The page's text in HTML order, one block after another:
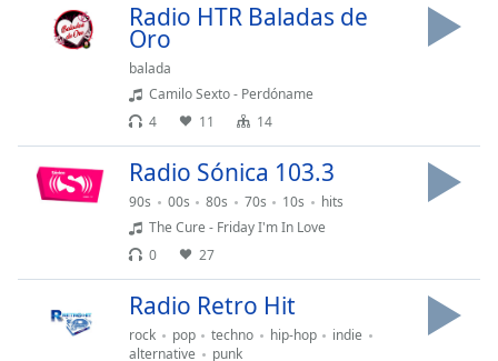
Stream
LIVE
liveLIVE
Remaining
Time-
Rate
Radio HTR Baladas de
Oro
balada
Camilo Sexto - Perdóname
4
11 14
Radio Sónica 103.3
90s 00s 80s 70s 10s
hits
The Cure - Friday I'm In Love
0
27
Radio Retro Hit
rock pop techno hip-hop
indie
alternative
punk